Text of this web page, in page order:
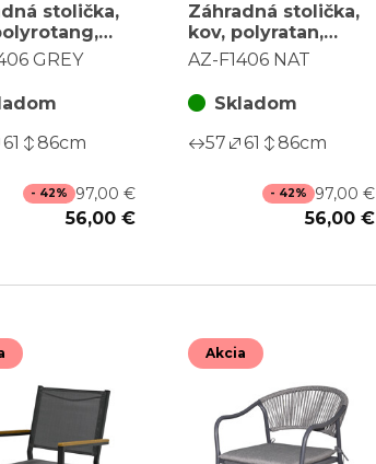
stolička,
F1406
GREY
61 86cm
- 42% 97,00 €
56,00 €
Záhradná stolička,
kov, polyratan,
béžová, AZ-F1406
AZ-F1406 NAT
Skladom
57
61 86cm
- 42% 97,00 €
56,00 €
Akcia